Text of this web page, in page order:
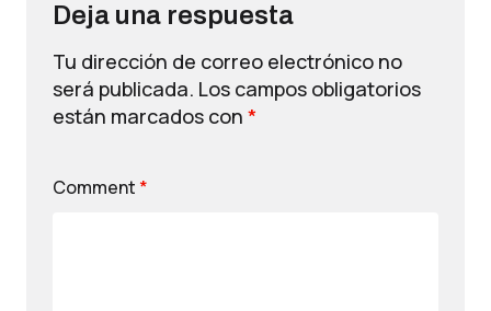
Deja una respuesta
Tu dirección de correo electrónico no
será publicada. Los campos obligatorios
están marcados con *
Comment *